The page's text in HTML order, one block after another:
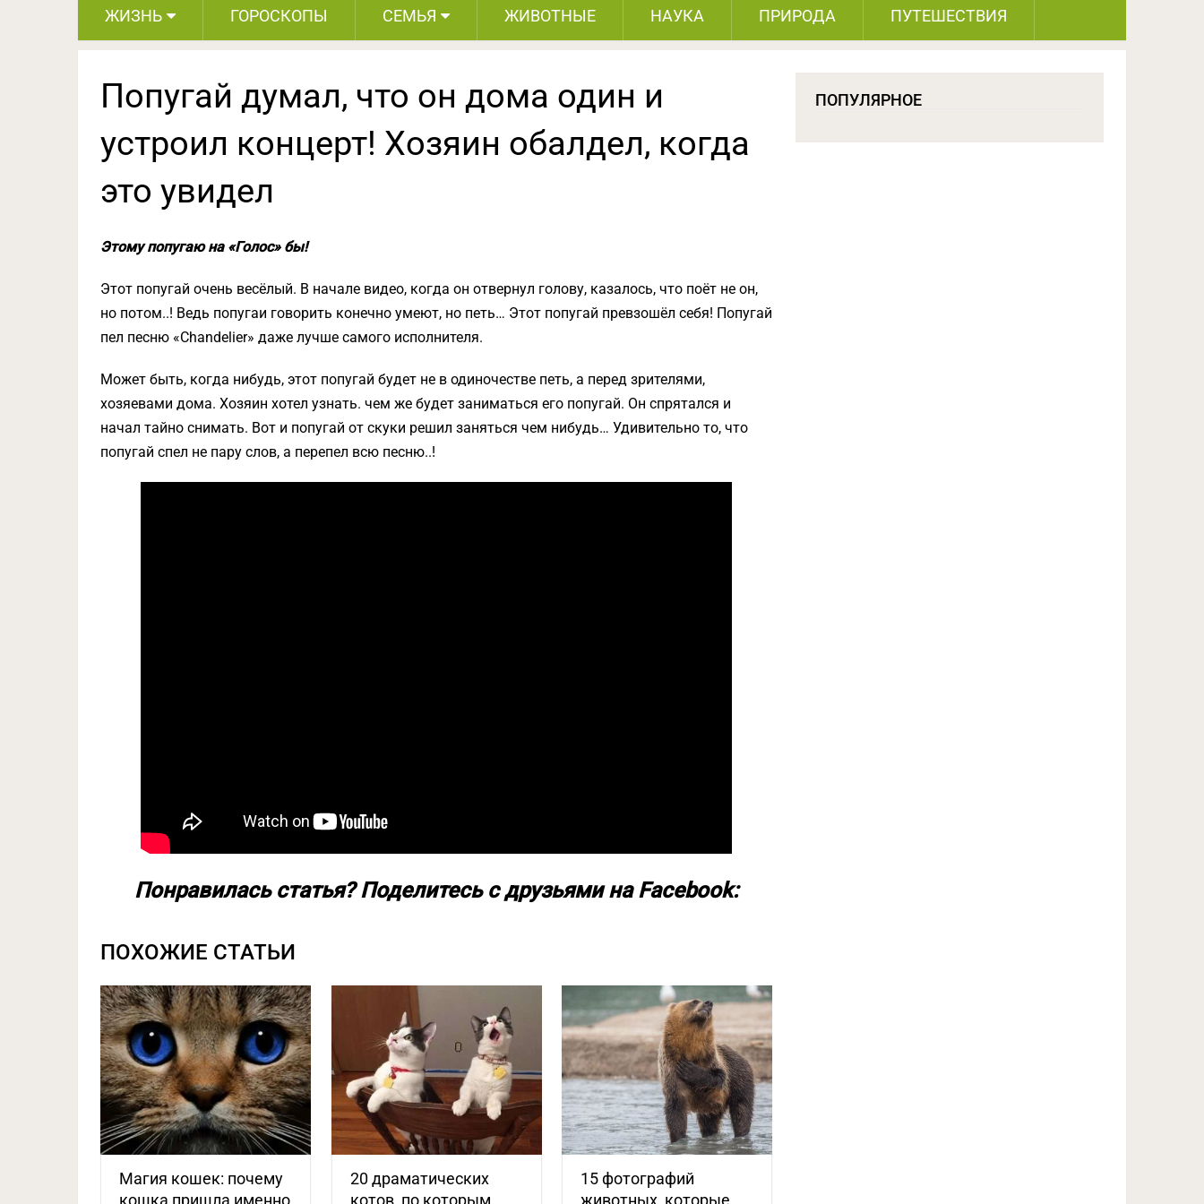
ЖИЗНЬ ГОРОСКОПЫ СЕМЬЯ ЖИВОТНЫЕ НАУКА ПРИРОДА ПУТЕШЕСТВИЯ
Попугай думал, что он дома один и
устроил концерт! Хозяин обалдел, когда
это увидел
Этому попугаю на «Голос» бы!
Этот попугай очень весёлый. В начале видео, когда он отвернул голову, казалось, что поёт не он,
но потом..! Ведь попугаи говорить конечно умеют, но петь… Этот попугай превзошёл себя! Попугай
пел песню «Chandelier» даже лучше самого исполнителя.
Может быть, когда нибудь, этот попугай будет не в одиночестве петь, а перед зрителями,
хозяевами дома. Хозяин хотел узнать. чем же будет заниматься его попугай. Он спрятался и
начал тайно снимать. Вот и попугай от скуки решил заняться чем нибудь… Удивительно то, что
попугай спел не пару слов, а перепел всю песню..!
Понравилась статья? Поделитесь с друзьями на Facebook:
ПОХОЖИЕ СТАТЬИ
Магия кошек: почему
кошка пришла именно
20 драматических
котов, по которым
15 фотографий
животных, которые
ПОПУЛЯРНОЕ